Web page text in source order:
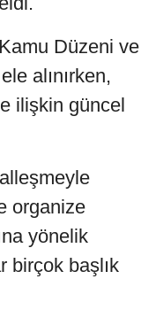
Düzeni ve
alınırken,
ilişkin güncel
organize
yönelik
birçok başlık